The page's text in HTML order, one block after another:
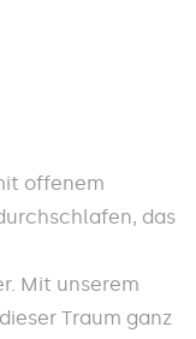
offenem
das
Mit unserem
Traum ganz